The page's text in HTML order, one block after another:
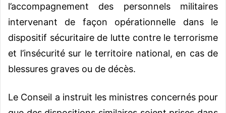
l’accompagnement des personnels militaires
intervenant de façon opérationnelle dans le
dispositif sécuritaire de lutte contre le terrorisme
et l’insécurité sur le territoire national, en cas de
blessures graves ou de décès.
Le Conseil a instruit les ministres concernés pour